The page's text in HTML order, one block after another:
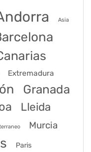
Asia
Extremadura
Granada
Lleida
Murcia
Paris